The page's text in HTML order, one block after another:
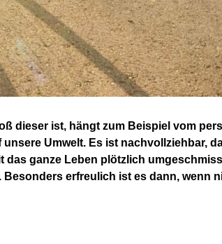
dieser ist, hängt zum Beispiel vom
Umwelt. Es ist nachvollziehbar,
ganze Leben plötzlich
erfreulich ist es dann, wenn